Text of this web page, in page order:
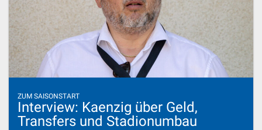
ZUM SAISONSTART
Interview: Kaenzig über Geld,
Transfers und Stadionumbau